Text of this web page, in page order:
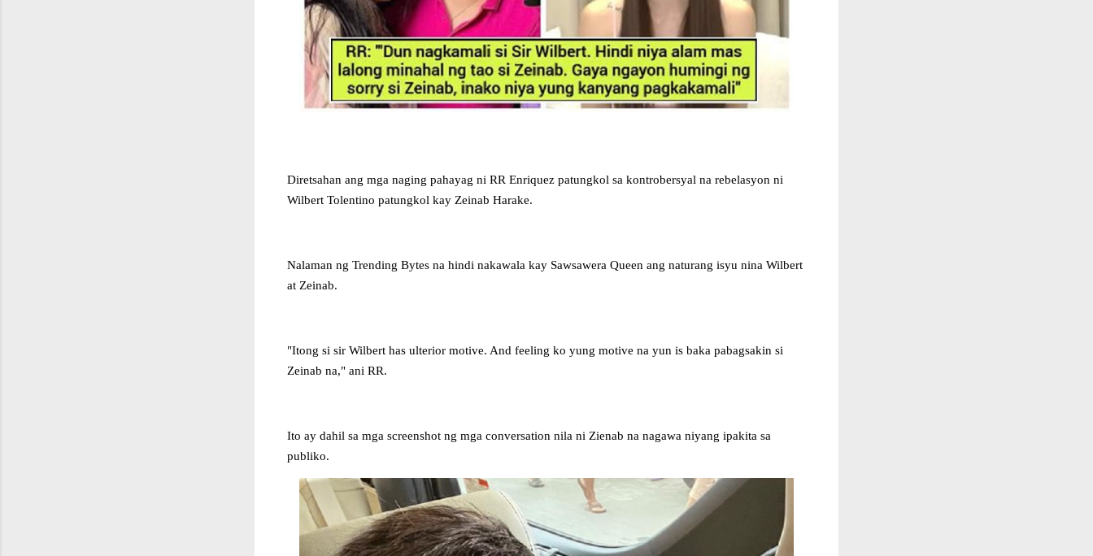
Diretsahan ang mga naging pahayag ni RR Enriquez patungkol sa kontrobersyal na rebelasyon ni
Wilbert Tolentino patungkol kay Zeinab Harake.
Nalaman ng Trending Bytes na hindi nakawala kay Sawsawera Queen ang naturang isyu nina Wilbert
at Zeinab.
"Itong si sir Wilbert has ulterior motive. And feeling ko yung motive na yun is baka pabagsakin si
Zeinab na," ani RR.
Ito ay dahil sa mga screenshot ng mga conversation nila ni Zienab na nagawa niyang ipakita sa
publiko.